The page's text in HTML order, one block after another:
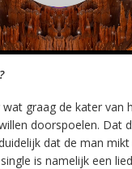
graag de kater van
doorspoelen. Dat
duidelijk dat de man
is namelijk een